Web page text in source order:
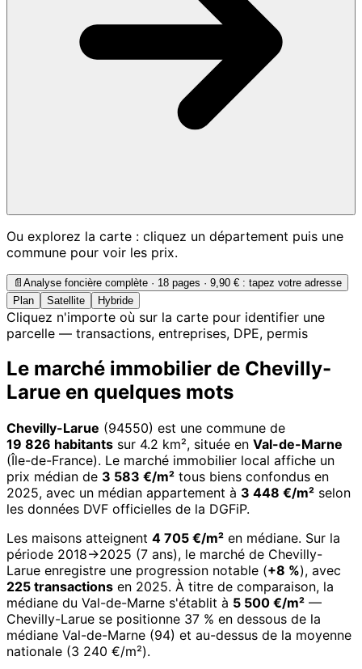
Ou explorez la carte : cliquez un département puis une
commune pour voir les prix.
📄 Analyse foncière complète · 18 pages · 9,90 € : tapez votre adresse
Plan
Satellite Hybride
Cliquez n'importe où sur la carte pour identifier une
parcelle — transactions, entreprises, DPE, permis
Le marché immobilier de Chevilly-
Larue en quelques mots
Chevilly-Larue (94550) est une commune de
19 826 habitants sur 4.2 km², située en Val-de-Marne
(Île-de-France). Le marché immobilier local affiche un
prix médian de 3 583 €/m² tous biens confondus en
2025, avec un médian appartement à 3 448 €/m² selon
les données DVF officielles de la DGFiP.
Les maisons atteignent 4 705 €/m² en médiane. Sur la
période 2018→2025 (7 ans), le marché de Chevilly-
Larue enregistre une progression notable (+8 %), avec
225 transactions en 2025. À titre de comparaison, la
médiane du Val-de-Marne s'établit à 5 500 €/m² —
Chevilly-Larue se positionne 37 % en dessous de la
médiane Val-de-Marne (94) et au-dessus de la moyenne
nationale (3 240 €/m²).